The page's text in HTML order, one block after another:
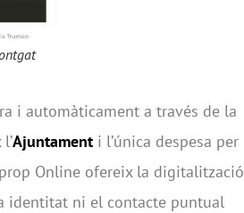
i automàticament a través de la
Ajuntament i l’única despesa per
Online ofereix la digitalització
identitat ni el contacte puntual